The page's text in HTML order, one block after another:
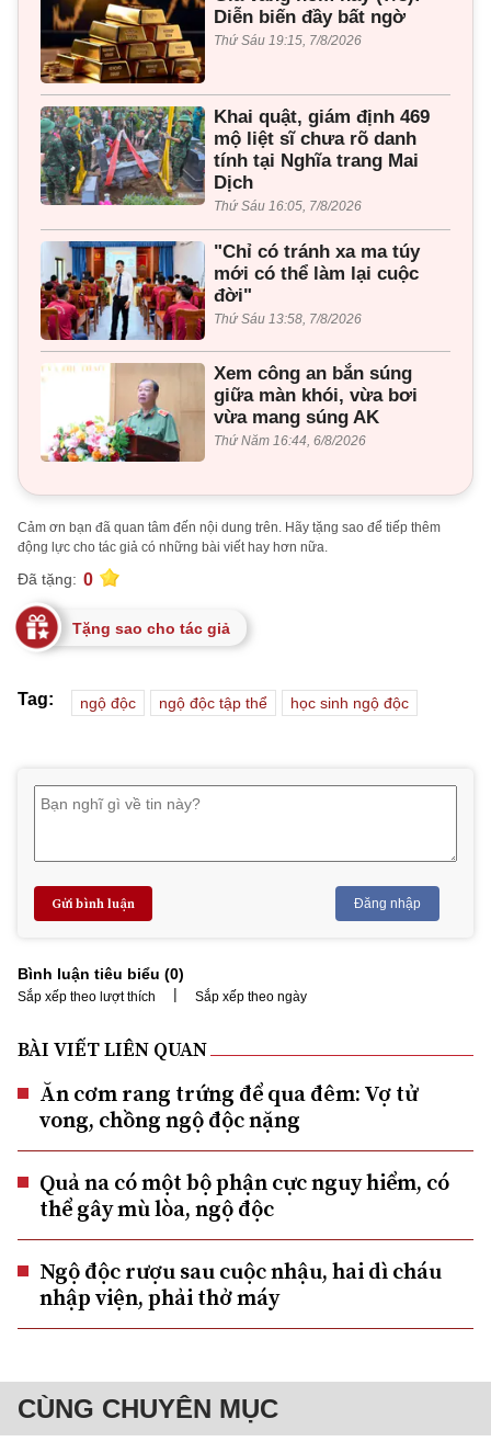
Diễn biến đầy bất ngờ
Thứ Sáu 19:15, 7/8/2026
Khai quật, giám định 469
mộ liệt sĩ chưa rõ danh
tính tại Nghĩa trang Mai
Dịch
Thứ Sáu 16:05, 7/8/2026
"Chỉ có tránh xa ma túy
mới có thể làm lại cuộc
đời"
Thứ Sáu 13:58, 7/8/2026
Xem công an bắn súng
giữa màn khói, vừa bơi
vừa mang súng AK
Thứ Năm 16:44, 6/8/2026
Cảm ơn bạn đã quan tâm đến nội dung trên. Hãy tặng sao để tiếp thêm
động lực cho tác giả có những bài viết hay hơn nữa.
Đã tặng: 0
Tặng sao cho tác giả
Tag: ngộ độc ngộ độc tập thể học sinh ngộ độc
Gửi bình luận Đăng nhập
Bình luận tiêu biểu (0)
Sắp xếp theo lượt thích | Sắp xếp theo ngày
BÀI VIẾT LIÊN QUAN
Ăn cơm rang trứng để qua đêm: Vợ tử
vong, chồng ngộ độc nặng
Quả na có một bộ phận cực nguy hiểm, có
thể gây mù lòa, ngộ độc
Ngộ độc rượu sau cuộc nhậu, hai dì cháu
nhập viện, phải thở máy
CÙNG CHUYÊN MỤC